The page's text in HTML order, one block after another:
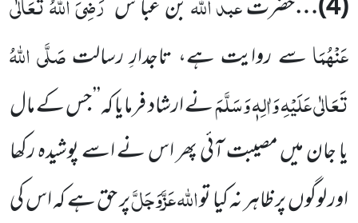
(
4
)…حضرت بن عبا س
عَنْہُمَاسے روایت ہے، تاجدارِ رسالتصَلَّی اللہُ
تَعَالٰی عَلَیْہِ وَاٰلِہٖ وَسَلَّمَنےارشاد فرمایا کہ’’ جس کے مال
یا جان میں مصیبت آئی پھر اس نے اسے پوشیدہ رکھا
اور لوگوں پر ظاہر نہ کیا تواللہعَزَّوَجَلَّپر حقہے کہ اس کی